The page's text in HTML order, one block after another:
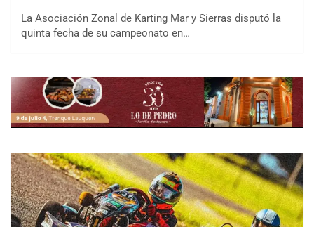
La Asociación Zonal de Karting Mar y Sierras disputó la
quinta fecha de su campeonato en…